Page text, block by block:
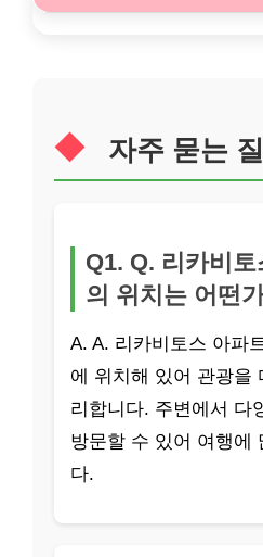
자주 묻는
Q1. Q. 리카비
의 위치는 어떤
A. A. 리카비토스 아파
에 위치해 있어 관광을
리합니다. 주변에서 다
방문할 수 있어 여행에
다.